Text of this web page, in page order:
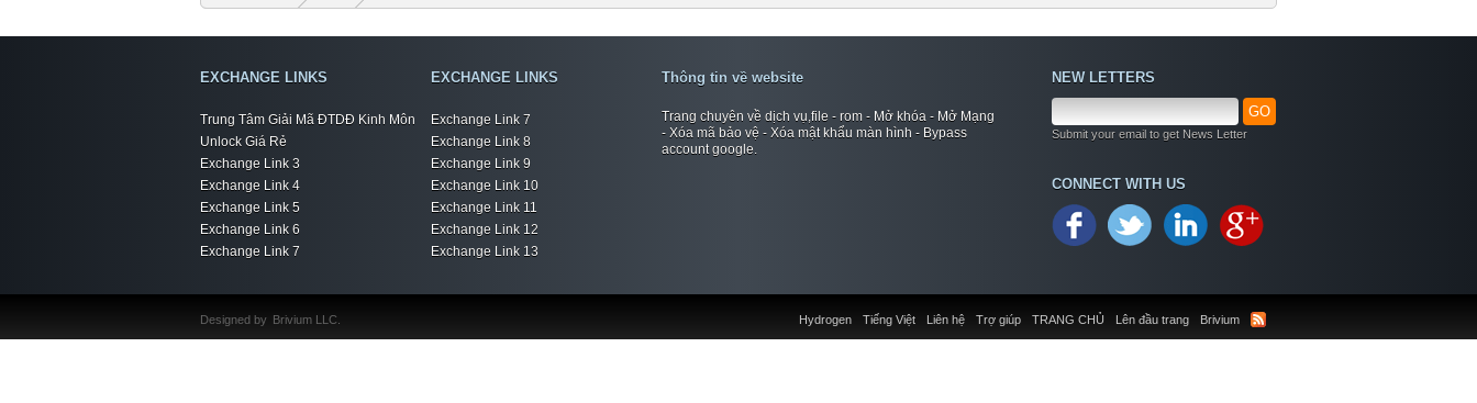
EXCHANGE LINKS
Trung Tâm Giải Mã ĐTDĐ Kinh Môn
Unlock Giá Rẻ
Exchange Link 3
Exchange Link 4
Exchange Link 5
Exchange Link 6
Exchange Link 7
EXCHANGE LINKS
Exchange Link 7
Exchange Link 8
Exchange Link 9
Exchange Link 10
Exchange Link 11
Exchange Link 12
Exchange Link 13
Thông tin về website
Trang chuyên về dịch vụ,file - rom - Mở khóa - Mở Mạng
- Xóa mã bảo vệ - Xóa mật khẩu màn hình - Bypass
account google.
NEW LETTERS
GO
Submit your email to get News Letter
CONNECT WITH US
Liên hệ Trợ giúp TRANG CHỦ Lên đầu trang Brivium
Hydrogen Tiếng Việt
Designed by Brivium LLC.